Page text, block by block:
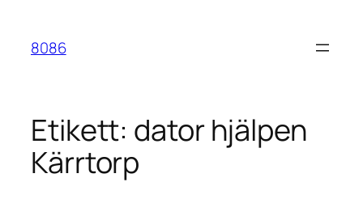
innehåll
8086
Etikett: dator hjälpen
Kärrtorp